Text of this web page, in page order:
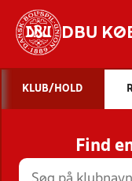
DBU
STILLINGER,
KLUB/HOLD
Find